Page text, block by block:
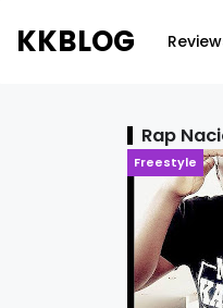
KKBLOG
Rap
Freestyle